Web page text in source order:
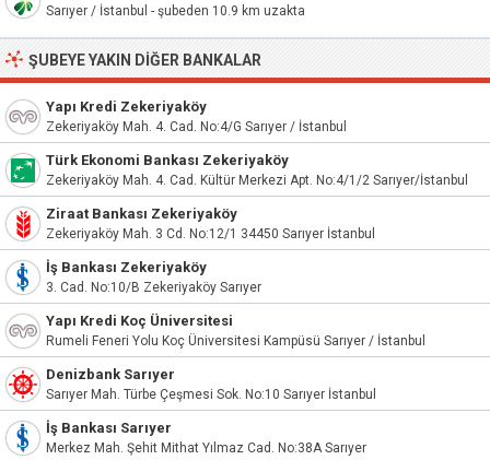
Sarıyer / İstanbul - şubeden 10.9 km uzakta
ŞUBEYE YAKIN DIĞER BANKALAR
Yapı Kredi Zekeriyaköy
Zekeriyaköy Mah. 4. Cad. No:4/G Sarıyer / İstanbul
Türk Ekonomi Bankası Zekeriyaköy
Zekeriyaköy Mah. 4. Cad. Kültür Merkezi Apt. No:4/1/2 Sarıyer/İstanbul
Ziraat Bankası Zekeriyaköy
Zekeriyaköy Mah. 3 Cd. No:12/1 34450 Sarıyer İstanbul
İş Bankası Zekeriyaköy
3. Cad. No:10/B Zekeriyaköy Sarıyer
Yapı Kredi Koç Üniversitesi
Rumeli Feneri Yolu Koç Üniversitesi Kampüsü Sarıyer / İstanbul
Denizbank Sarıyer
Sarıyer Mah. Türbe Çeşmesi Sok. No:10 Sarıyer İstanbul
İş Bankası Sarıyer
Merkez Mah. Şehit Mithat Yılmaz Cad. No:38A Sarıyer